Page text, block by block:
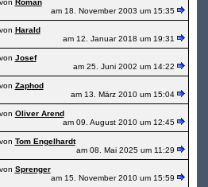
von Roman
am 18. November 2003 um 15:35
von Harald
am 12. Januar 2018 um 19:31
von Josef
am 25. Juni 2002 um 14:22
von Zaphod
am 13. März 2010 um 15:04
von Oliver Arend
am 09. August 2010 um 12:45
von Tom Engelhardt
am 08. Mai 2025 um 11:29
von Sprenger
am 15. November 2010 um 15:59